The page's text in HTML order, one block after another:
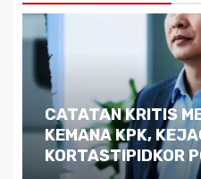
Dilema Kaltim di
Kutukan Sumber
Pemimpin yang